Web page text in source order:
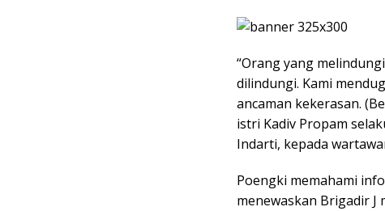
“Orang yang
dilindungi. Kami
ancaman kekerasan.
istri Kadiv Propam
Indarti, kepada
Poengki memahami
menewaskan Brigadir J